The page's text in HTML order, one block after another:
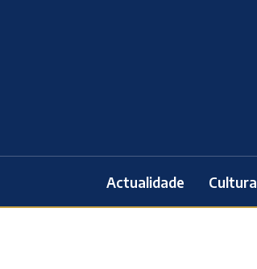
Actualidade Cultura